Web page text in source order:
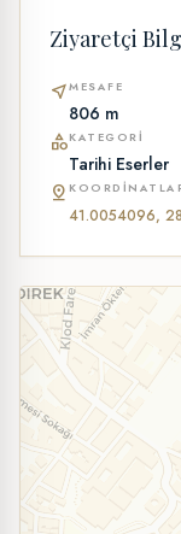
Ziyaretçi
near_meMESAFE
806 m
categoryKATEGORI
Tarihi Eserler
pin_drop
41.0054096,